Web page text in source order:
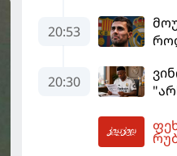
20:53
და
20:30